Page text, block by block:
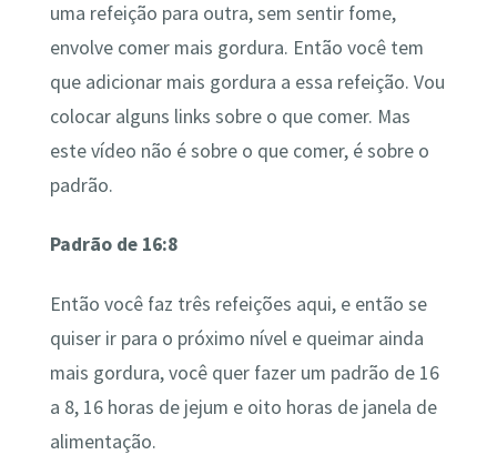
uma refeição para outra, sem sentir fome,
envolve comer mais gordura. Então você tem
que adicionar mais gordura a essa refeição. Vou
colocar alguns links sobre o que comer. Mas
este vídeo não é sobre o que comer, é sobre o
padrão.
Padrão de 16:8
Então você faz três refeições aqui, e então se
quiser ir para o próximo nível e queimar ainda
mais gordura, você quer fazer um padrão de 16
a 8, 16 horas de jejum e oito horas de janela de
alimentação.